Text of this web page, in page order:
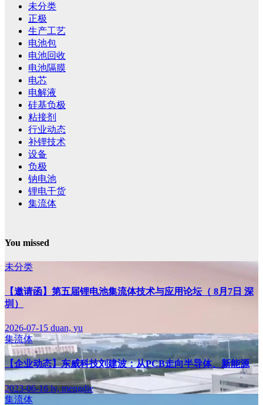
未分类
正极
生产工艺
电池包
电池回收
电池隔膜
电芯
电解液
硅基负极
粘接剂
行业动态
补锂技术
设备
负极
钠电池
锂电干货
集流体
You missed
未分类
【邀请函】第五届锂电池集流体技术与应用论坛（ 8月7日 深
圳）
2026-07-15 duan, yu
集流体
【企业动态】东威科技刘建波：从PCB走向半导体、新能源
2023-06-16lv, mengdie
集流体